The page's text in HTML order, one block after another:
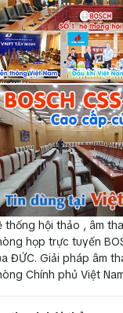
thống hội thảo , âm
họp trực tuyến
ĐỨC. Giải pháp âm
Chính phủ Việt